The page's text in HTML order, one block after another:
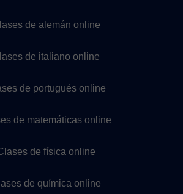
de alemán online
de italiano online
de portugués online
de matemáticas online
de física online
de química online